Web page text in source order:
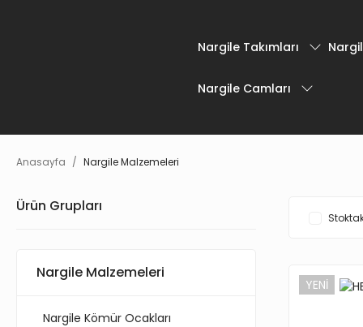
Nargile Takımları
Nargile Camları
Anasayfa Nargile Malzemeleri
Ürün Grupları
Nargile Malzemeleri
Nargile Kömür Ocakları
YENİ